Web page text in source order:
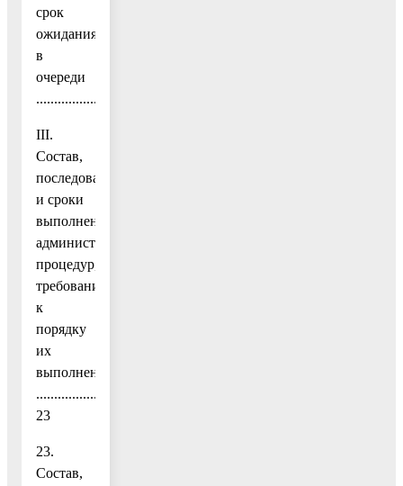
срок
ожидания
в
очереди
........................................................................................17
III.
Состав,
последовательность
и сроки
выполнения
административных
процедур,
требования
к
порядку
их
выполнения
........................................................
23
23.
Состав,